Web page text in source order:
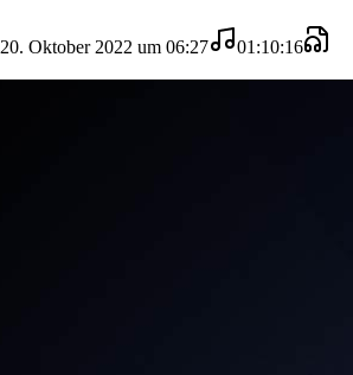
20. Oktober 2022 um 06:27
01:10:16